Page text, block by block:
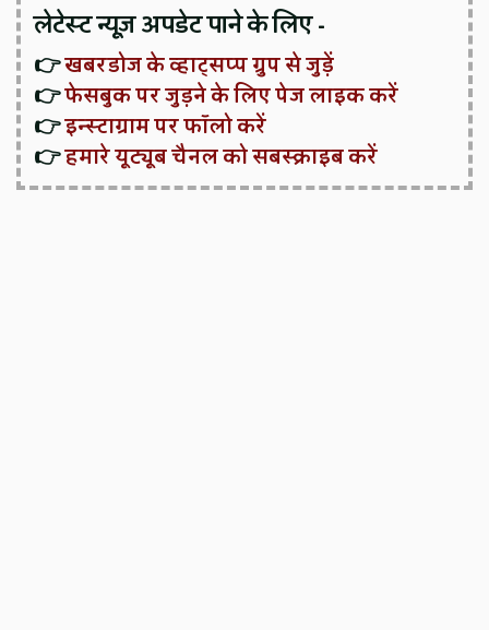
लेटेस्ट न्यूज़ अपडेट पाने के लिए -
👉खबरडोज के व्हाट्सप्प ग्रुप से जुड़ें
👉फेसबुक पर जुड़ने के लिए पेज लाइक करें
👉इन्स्टाग्राम पर फॉलो करें
👉हमारे यूट्यूब चैनल को सबस्क्राइब करें